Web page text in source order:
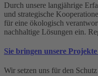
Durch unsere langjährige
und strategische
für eine ökologisch
nachhaltige Lösungen ein.
Sie bringen unsere
Wir setzen uns für den